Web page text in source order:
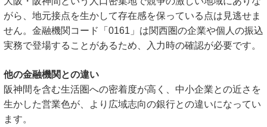
がら、地元接点を生かして存在感を保っている点は見逃せま
せん。金融機関コード「0161」は関西圏の企業や個人の振込
実務で登場することがあるため、入力時の確認が必要です。
他の金融機関との違い
阪神間を含む生活圏への密着度が高く、中小企業との近さを
生かした営業色が、より広域志向の銀行との違いになってい
ます。